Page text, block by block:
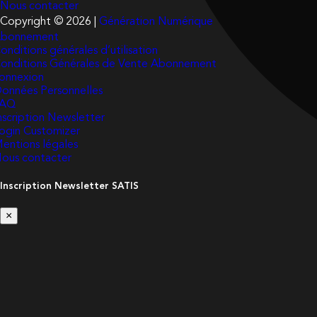
Nous contacter
Copyright © 2026 | Génération Numérique
générales d’utilisation
Générales de Vente Abonnement
Personnelles
Newsletter
Customizer
légales
contacter
Inscription Newsletter SATIS
×